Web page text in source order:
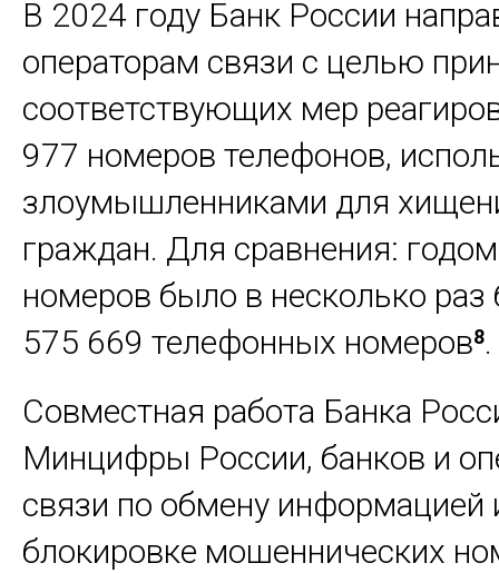
В 2024 году Банк России
операторам связи с целью
соответствующих мер
977 номеров телефонов,
злоумышленниками для
граждан. Для сравнения:
номеров было в несколько
575 669 телефонных номеров8.
Совместная работа Банка
Минцифры России, банков и
связи по обмену информацией
блокировке мошеннических